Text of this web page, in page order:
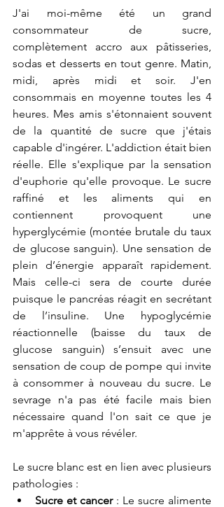
J'ai moi-même été un grand
consommateur de sucre,
complètement accro aux pâtisseries,
sodas et desserts en tout genre. Matin,
midi, après midi et soir. J'en
consommais en moyenne toutes les 4
heures. Mes amis s'étonnaient souvent
de la quantité de sucre que j'étais
capable d'ingérer. L'addiction était bien
réelle. Elle s'explique par la sensation
d'euphorie qu'elle provoque. Le sucre
raffiné et les aliments qui en
contiennent provoquent une
hyperglycémie (montée brutale du taux
de glucose sanguin). Une sensation de
plein d’énergie apparaît rapidement.
Mais celle-ci sera de courte durée
puisque le pancréas réagit en secrétant
de l’insuline. Une hypoglycémie
réactionnelle (baisse du taux de
glucose sanguin) s’ensuit avec une
sensation de coup de pompe qui invite
à consommer à nouveau du sucre. Le
sevrage n'a pas été facile mais bien
nécessaire quand l'on sait ce que je
m'apprête à vous révéler.
Le sucre blanc est en lien avec plusieurs
pathologies :
Sucre et cancer : Le sucre alimente